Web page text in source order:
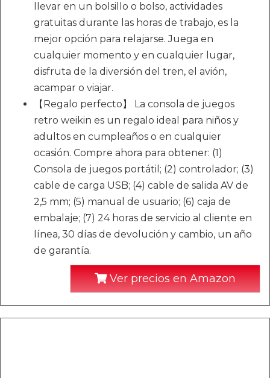
llevar en un bolsillo o bolso, actividades
gratuitas durante las horas de trabajo, es la
mejor opción para relajarse. Juega en
cualquier momento y en cualquier lugar,
disfruta de la diversión del tren, el avión,
acampar o viajar.
【Regalo perfecto】 La consola de juegos
retro weikin es un regalo ideal para niños y
adultos en cumpleaños o en cualquier
ocasión. Compre ahora para obtener: (1)
Consola de juegos portátil; (2) controlador; (3)
cable de carga USB; (4) cable de salida AV de
2,5 mm; (5) manual de usuario; (6) caja de
embalaje; (7) 24 horas de servicio al cliente en
línea, 30 días de devolución y cambio, un año
de garantía.
Ver precios en Amazon